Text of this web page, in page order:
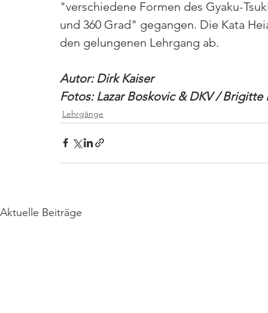
"verschiedene Formen des Gyaku-
und 360 Grad" gegangen. Die Kata
den gelungenen Lehrgang ab.
Autor: Dirk Kaiser
Fotos: Lazar Boskovic & DKV / Brigitte
Lehrgänge
Aktuelle Beiträge